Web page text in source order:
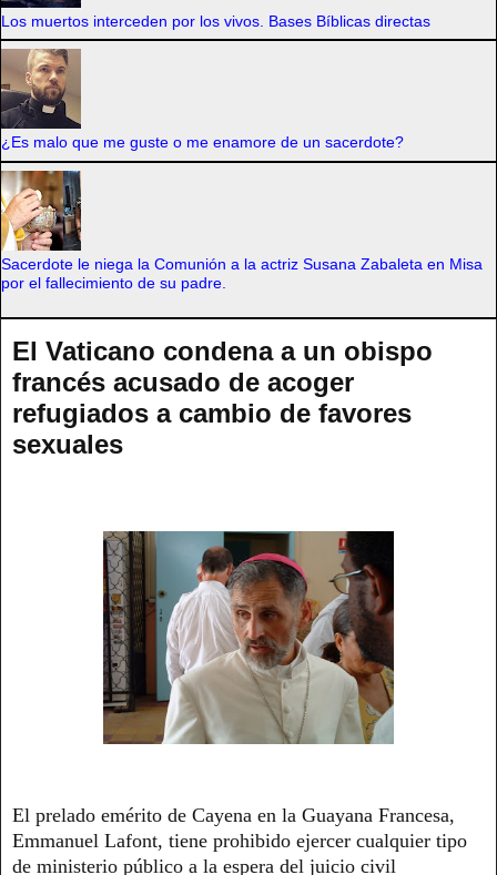
Los muertos interceden por los vivos. Bases Bíblicas directas
¿Es malo que me guste o me enamore de un sacerdote?
Sacerdote le niega la Comunión a la actriz Susana Zabaleta en Misa
por el fallecimiento de su padre.
El Vaticano condena a un obispo
francés acusado de acoger
refugiados a cambio de favores
sexuales
El prelado emérito de Cayena en la Guayana Francesa,
Emmanuel Lafont, tiene prohibido ejercer cualquier tipo
de ministerio público a la espera del juicio civil